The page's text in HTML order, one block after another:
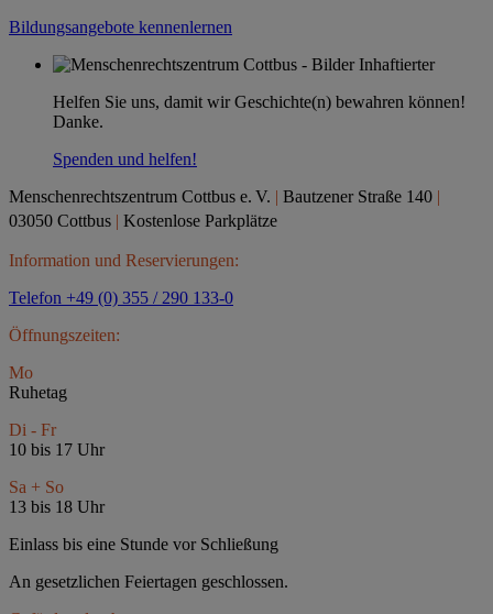
Bildungsangebote kennenlernen
Helfen Sie uns, damit wir Geschichte(n) bewahren können!
Danke.
Spenden und helfen!
Menschenrechtszentrum Cottbus e. V. | Bautzener Straße 140 |
03050 Cottbus | Kostenlose Parkplätze
Information und Reservierungen:
Telefon +49 (0) 355 / 290 133-0
Öffnungszeiten:
Mo
Ruhetag
Di - Fr
10 bis 17 Uhr
Sa + So
13 bis 18 Uhr
Einlass bis eine Stunde vor Schließung
An gesetzlichen Feiertagen geschlossen.